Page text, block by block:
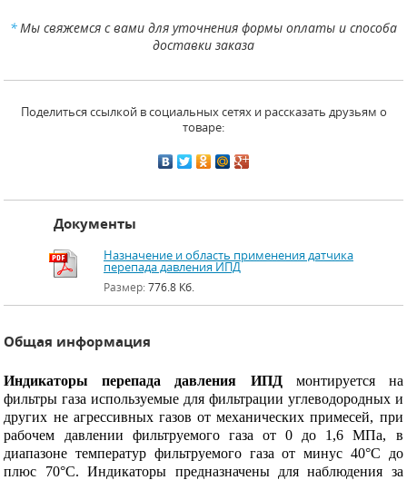
*Мы свяжемся с вами для уточнения формы оплаты и способа
доставки заказа
Поделиться ссылкой в социальных сетях и рассказать друзьям о
товаре:
Документы
Назначение и область применения датчика
перепада давления ИПД
Размер: 776.8 Кб.
Общая информация
Индикаторы перепада давления ИПДмонтируется на
фильтры газа используемые для фильтрации углеводородных и
других не агрессивных газов от механических примесей, при
рабочем давлении фильтруемого газа от 0 до 1,6 МПа, в
диапазоне температур фильтруемого газа от минус 40°С до
плюс 70°С. Индикаторы предназначены для наблюдения за